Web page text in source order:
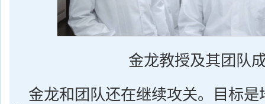
金龙教授及其团队
金龙和团队还在继续攻关。目标